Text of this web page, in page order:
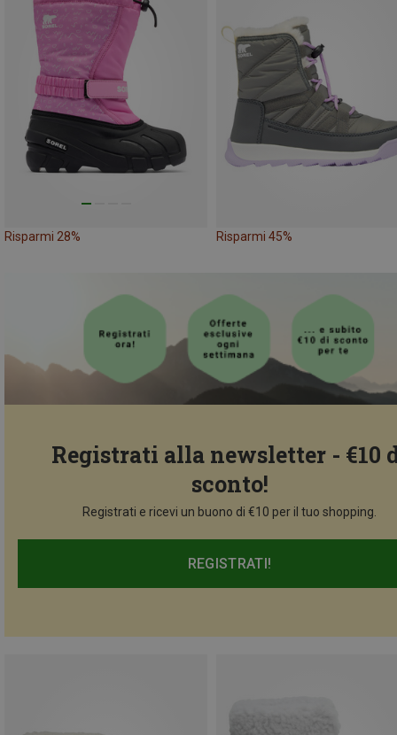
Risparmi 28% Risparmi 45%
Registrati alla newsletter - €10
sconto!
Registrati e ricevi un buono di €10 per il tuo shopping.
REGISTRATI!